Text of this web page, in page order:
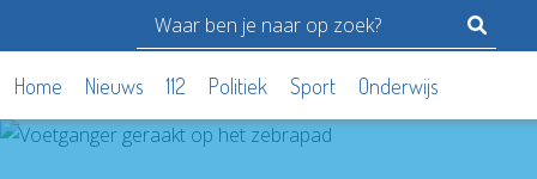
Home Nieuws 112 Politiek Sport Onderwijs